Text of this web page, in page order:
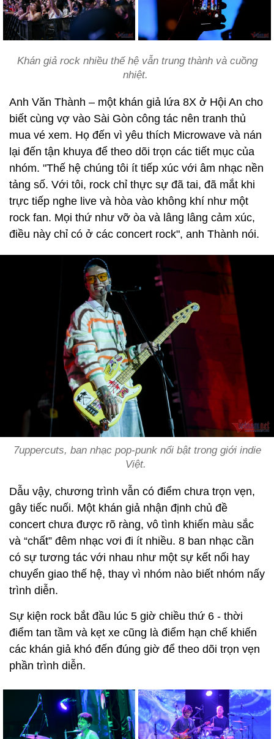
Khán giả rock nhiều thế hệ vẫn trung thành và cuồng
nhiệt.
Anh Văn Thành – một khán giả lứa 8X ở Hội An cho
biết cùng vợ vào Sài Gòn công tác nên tranh thủ
mua vé xem. Họ đến vì yêu thích Microwave và nán
lại đến tận khuya để theo dõi trọn các tiết mục của
nhóm. "Thế hệ chúng tôi ít tiếp xúc với âm nhạc nền
tảng số. Với tôi, rock chỉ thực sự đã tai, đã mắt khi
trực tiếp nghe live và hòa vào không khí như một
rock fan. Mọi thứ như vỡ òa và lâng lâng cảm xúc,
điều này chỉ có ở các concert rock", anh Thành nói.
7uppercuts, ban nhạc pop-punk nổi bật trong giới indie
Việt.
Dẫu vậy, chương trình vẫn có điểm chưa trọn vẹn,
gây tiếc nuối. Một khán giả nhận định chủ đề
concert chưa được rõ ràng, vô tình khiến màu sắc
và “chất” đêm nhạc vơi đi ít nhiều. 8 ban nhạc cần
có sự tương tác với nhau như một sự kết nối hay
chuyển giao thế hệ, thay vì nhóm nào biết nhóm nấy
trình diễn.
Sự kiện rock bắt đầu lúc 5 giờ chiều thứ 6 - thời
điểm tan tầm và kẹt xe cũng là điểm hạn chế khiến
các khán giả khó đến đúng giờ để theo dõi trọn vẹn
phần trình diễn.